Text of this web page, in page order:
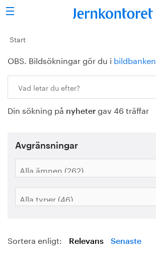
Sök
Stålindustrin
Vision 2050
Forskning/utbildning
Energi/miljö
Vi tycker
Bildbank
Start
OBS. Bildsökningar gör du i bildbanken
Din sökning på nyheter gav 46 träffar
Avgränsningar
Sortera enligt: Relevans Senaste